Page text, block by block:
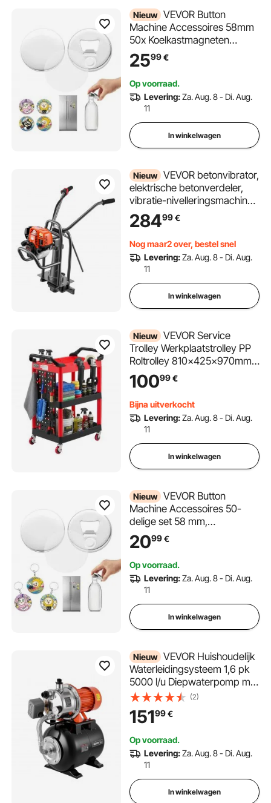
Nieuw VEVOR Button
Machine Accessoires 58mm
50x Koelkastmagneten
Flesopener, met magneet en
achterkant van de
flesopener, metalen
behuizing, transparante
mylarfolie en ronde blanco
2599€
Op voorraad.
Levering:Za. Aug. 8 - Di. Aug.
11
In winkelwagen
Nieuw VEVOR betonvibrator,
elektrische betonverdeler,
vibratie-nivelleringsmachine,
benzine-aangedreven, 1,16
pk 4-taktmotor, in hoogte
verstelbare handgreep en
steunpaal, machine voor het
afwerken van nat cement
vloeren.
28499€
Nog maar2 over, bestel snel
Levering:Za. Aug. 8 - Di. Aug.
11
In winkelwagen
Nieuw VEVOR Service
Trolley Werkplaatstrolley PP
Roltrolley 810x425x970mm
Zwart & Rood,
Gereedschapstrolley met een
draagvermogen van 136 kg,
incl. 3 niveaus & 4 wielen,
gereedschapsbord &
trolley voor garage,
werkplaats en magazijn
10099€
Bijna uitverkocht
Levering:Za. Aug. 8 - Di. Aug.
11
In winkelwagen
Nieuw VEVOR Button
Machine Accessoires 50-
delige set 58 mm,
koelkastmagneten,
flesopener & sleutelhangers,
transparante mylarvellen &
ronde blanco vellen voor
doe-het-zelfprojecten
2099€
Op voorraad.
Levering:Za. Aug. 8 - Di. Aug.
11
In winkelwagen
Nieuw VEVOR Huishoudelijk
Waterleidingsysteem 1,6 pk
5000 l/u Diepwaterpomp met
drukvat, voor tuin, gazon en
huishoudelijk water, 49 m
opvoerhoogte, 8 m
waterdichtheid en
manometer
(2)
15199€
Op voorraad.
Levering:Za. Aug. 8 - Di. Aug.
11
In winkelwagen